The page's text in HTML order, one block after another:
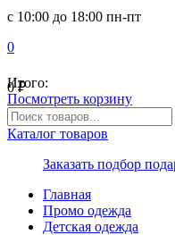
с 10:00 до 18:00 пн-пт
0
0₽
Итого:
Посмотреть корзину
Каталог товаров
Заказать подбор
Главная
Промо одежда
Детская одежда